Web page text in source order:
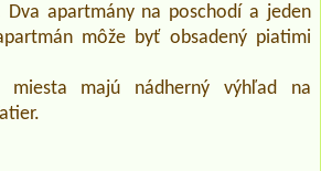
apartmány na poschodí a jeden
môže byť obsadený piatimi
miesta majú nádherný výhľad na